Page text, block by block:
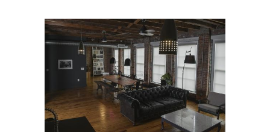
Общедомовая
вентиляция
Вентиляции в
панельном доме
Вентиляция в
Вентиляции в